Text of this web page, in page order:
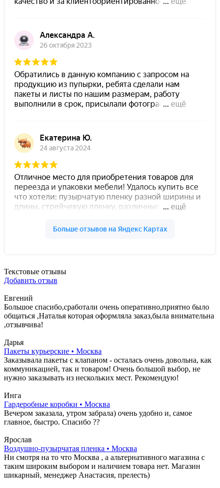
Текстовые отзывы
Добавить отзыв
Евгений
Большое спасибо,сработали очень оперативно,приятно было
общаться ,Наталья которая оформляла заказ,была внимательна
,отзывчива!
Дарья
Пакеты курьерские • Москва
Заказывала пакеты с клапаном - осталась очень довольна, как
коммуникацией, так и товаром! Очень большой выбор, не
нужно заказывать из нескольких мест. Рекомендую!
Инга
Гардеробные коробки • Москва
Вечером заказала, утром забрала) очень удобно и, самое
главное, быстро. Спасибо ??
Ярослав
Воздушно-пузырчатая пленка • Москва
Ни смотря на то что Москва , а альтернативного магазина с
таким широким выбором и наличием товара нет. Магазин
шикарный, менеджер Анастасия, прелесть)